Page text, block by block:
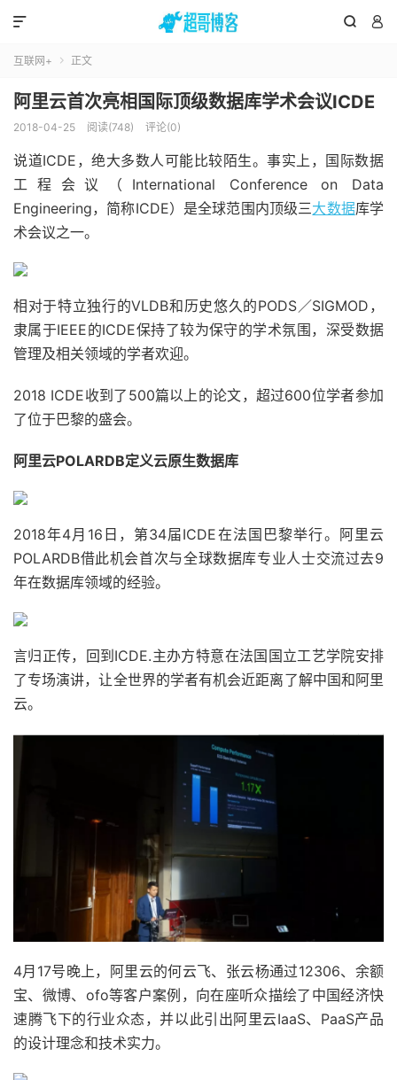
 

互联网+  正文
阿里云首次亮相国际顶级数据库学术会议ICDE
2018-04-25 阅读(748) 评论(0)
说道ICDE，绝大多数人可能比较陌生。事实上，国际数据
工程会议（International Conference on Data
Engineering，简称ICDE）是全球范围内顶级三大数据库学
术会议之一。
相对于特立独行的VLDB和历史悠久的PODS／SIGMOD，
隶属于IEEE的ICDE保持了较为保守的学术氛围，深受数据
管理及相关领域的学者欢迎。
2018 ICDE收到了500篇以上的论文，超过600位学者参加
了位于巴黎的盛会。
阿里云POLARDB定义云原生数据库
2018年4月16日，第34届ICDE在法国巴黎举行。阿里云
POLARDB借此机会首次与全球数据库专业人士交流过去9
年在数据库领域的经验。
言归正传，回到ICDE.主办方特意在法国国立工艺学院安排
了专场演讲，让全世界的学者有机会近距离了解中国和阿里
云。
4月17号晚上，阿里云的何云飞、张云杨通过12306、余额
宝、微博、ofo等客户案例，向在座听众描绘了中国经济快
速腾飞下的行业众态，并以此引出阿里云IaaS、PaaS产品
的设计理念和技术实力。